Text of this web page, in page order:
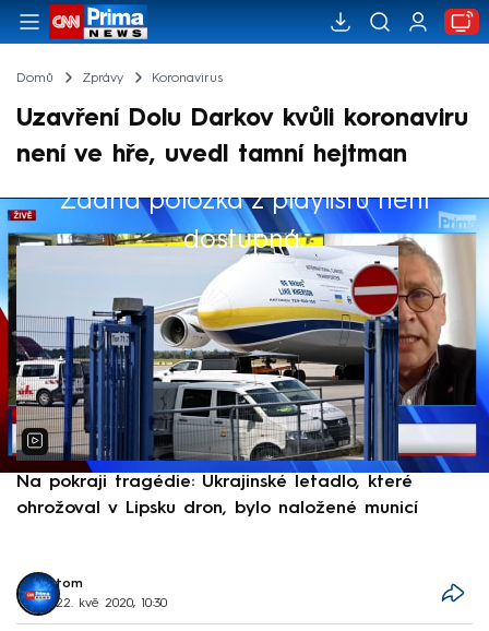
Domů Zprávy Koronavirus
Uzavření Dolu Darkov kvůli koronaviru
není ve hře, uvedl tamní hejtman
Žádná položka z playlistu není
dostupná.
Výběr redakce
Na pokraji tragédie: Ukrajinské letadlo, které
ohrožoval v Lipsku dron, bylo naložené municí
tom
22. kvě 2020, 10:30